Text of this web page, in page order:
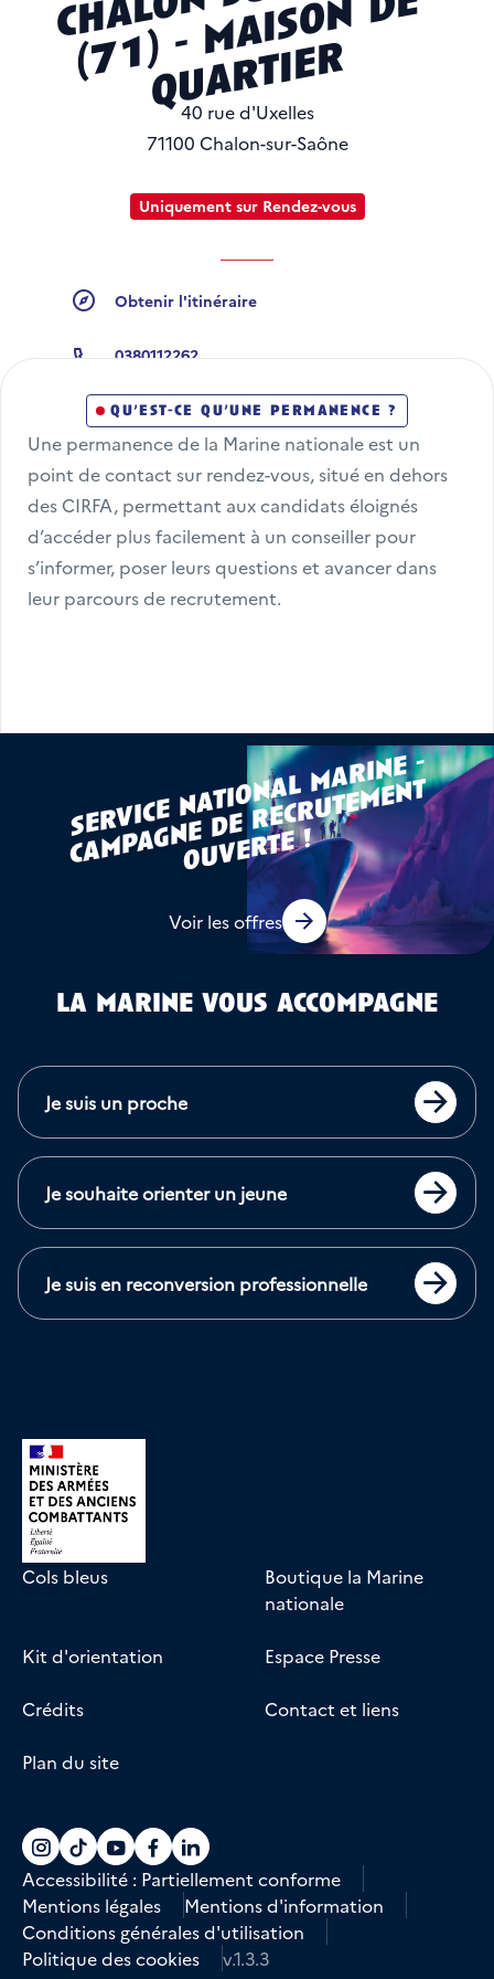
o
7
e
r
40 rue d'Uxelles
71100 Chalon-sur-Saône
Uniquement sur Rendez-vous
Obtenir l'itinéraire
Obtenir l'itinéraire
0380112262
qu’est-ce qu’une permanence ?
Une permanence de la Marine nationale est un
point de contact sur rendez-vous, situé en dehors
des CIRFA, permettant aux candidats éloignés
d’accéder plus facilement à un conseiller pour
s’informer, poser leurs questions et avancer dans
leur parcours de recrutement.
s
e
r
vi
c
e
n
a
ti
o
n
a
l
m
a
ri
n
e -
c
a
m
p
a
g
n
e
d
e
r
e
c
r
u
t
e
m
e
n
t
o
u
v
e
r
t
e !
Voir les offres
la marine vous accompagne
Je suis un proche
Je souhaite orienter un jeune
Je suis en reconversion professionnelle
Cols bleus
Boutique la Marine
nationale
Kit d'orientation Espace Presse
Crédits Contact et liens
Plan du site
Accéder au compte La marine recrute
Accéder au compte La marine recrute
Accéder au compte La marine
Accéder au compte La marine
Accéder au compte La
Accessibilité : Partiellement conforme
Mentions légales
Mentions d'information
Conditions générales d'utilisation
Politique des cookies
v.1.3.3